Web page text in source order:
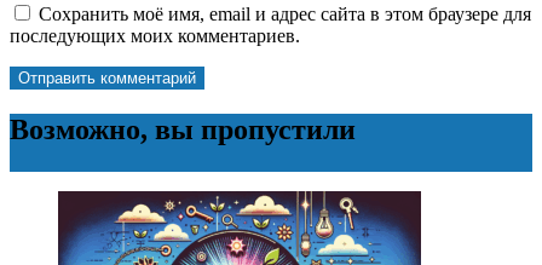
Сохранить моё имя, email и адрес сайта в этом браузере для
последующих моих комментариев.
Возможно, вы пропустили